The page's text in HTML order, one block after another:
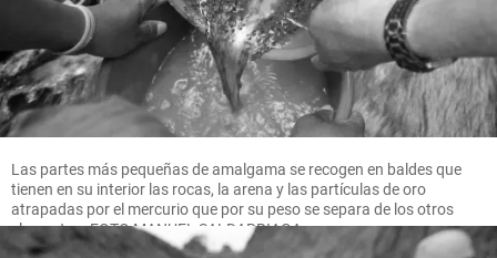
Las partes más pequeñas de amalgama se recogen en baldes que
tienen en su interior las rocas, la arena y las partículas de oro
atrapadas por el mercurio que por su peso se separa de los otros
elementos. FOTO MANUEL SALDARRIAGA